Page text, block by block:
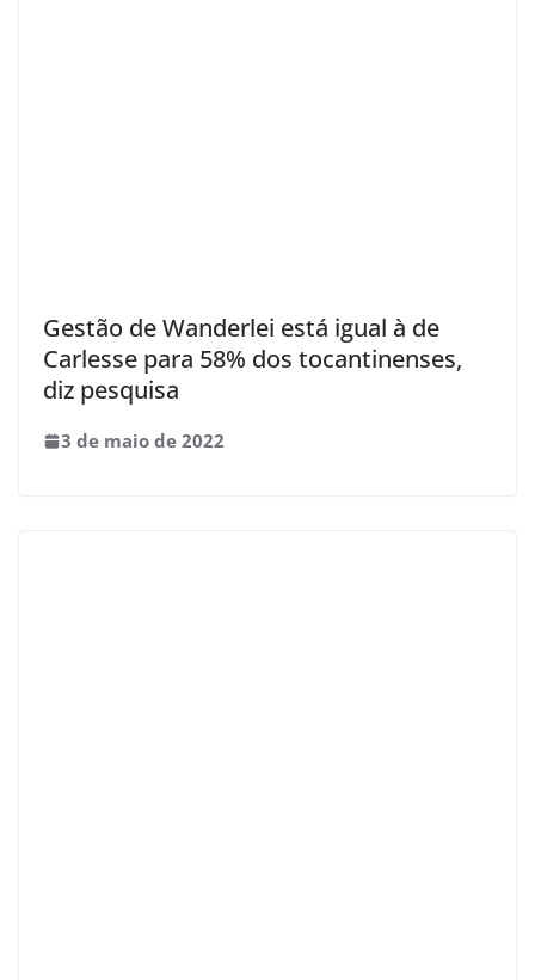
Gestão de Wanderlei está igual à de
Carlesse para 58% dos tocantinenses,
diz pesquisa
3 de maio de 2022